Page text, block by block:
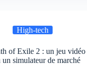
High-tech
of Exile 2 : un jeu vidéo
un simulateur de marché